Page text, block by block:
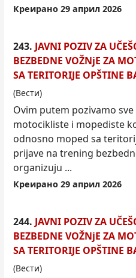
Креирано 29 април 2026
243. JAVNI POZIV ZA
BEZBEDNE VOŽNjE ZA
SA TERITORIJE OPŠTINE
(Вести)
Ovim putem pozivamo
motocikliste i mopediste
odnosno moped sa
prijave na trening
organizuju ...
Креирано 29 април 2026
244. JAVNI POZIV ZA
BEZBEDNE VOŽNjE ZA
SA TERITORIJE OPŠTINE
(Вести)